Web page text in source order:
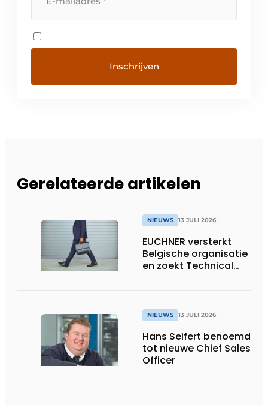
Gerelateerde artikelen
NIEUWS 13 JULI 2026
EUCHNER versterkt
Belgische organisatie
en zoekt Technical
NIEUWS 13 JULI 2026
Hans Seifert benoemd
tot nieuwe Chief Sales
Officer